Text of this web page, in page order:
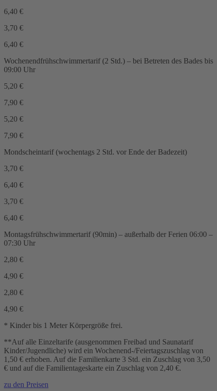
6,40 €
3,70 €
6,40 €
Wochenendfrühschwimmertarif (2 Std.) – bei Betreten des Bades bis
09:00 Uhr
5,20 €
7,90 €
5,20 €
7,90 €
Mondscheintarif (wochentags 2 Std. vor Ende der Badezeit)
3,70 €
6,40 €
3,70 €
6,40 €
Montagsfrühschwimmertarif (90min) – außerhalb der Ferien 06:00 –
07:30 Uhr
2,80 €
4,90 €
2,80 €
4,90 €
* Kinder bis 1 Meter Körpergröße frei.
**Auf alle Einzeltarife (ausgenommen Freibad und Saunatarif
Kinder/Jugendliche) wird ein Wochenend-/Feiertagszuschlag von
1,50 € erhoben. Auf die Familienkarte 3 Std. ein Zuschlag von 3,50
€ und auf die Familientageskarte ein Zuschlag von 2,40 €.
zu den Preisen